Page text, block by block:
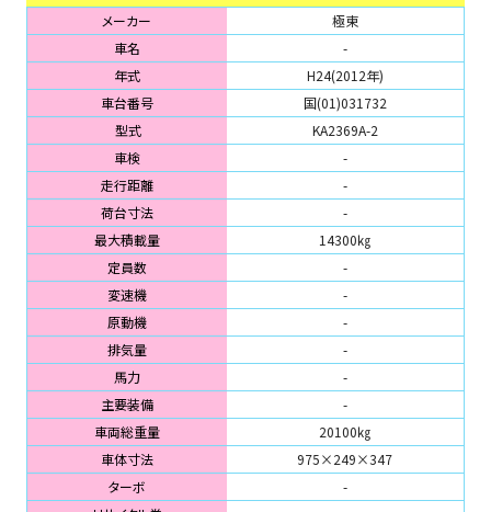
メーカー
極東
車名
-
年式
H24(2012年)
車台番号
国(01)031732
型式
KA2369A-2
車検
-
走行距離
-
荷台寸法
-
最大積載量
14300㎏
定員数
-
変速機
-
原動機
-
排気量
-
馬力
-
主要装備
-
車両総重量
20100㎏
車体寸法
975×249×347
ターボ
-